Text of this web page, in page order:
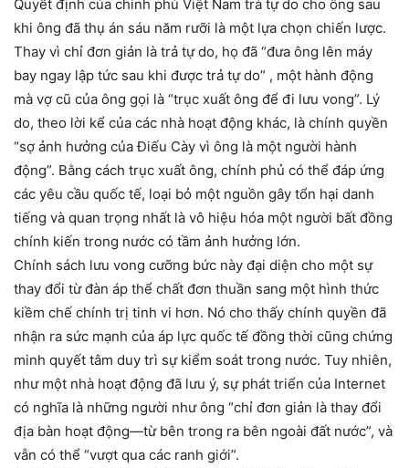
Quyết định của chính phủ Việt Nam trả tự do cho ông sau
khi ông đã thụ án sáu năm rưỡi là một lựa chọn chiến lược.
Thay vì chỉ đơn giản là trả tự do, họ đã “đưa ông lên máy
bay ngay lập tức sau khi được trả tự do” , một hành động
mà vợ cũ của ông gọi là “trục xuất ông để đi lưu vong”. Lý
do, theo lời kể của các nhà hoạt động khác, là chính quyền
“sợ ảnh hưởng của Điếu Cày vì ông là một người hành
động”. Bằng cách trục xuất ông, chính phủ có thể đáp ứng
các yêu cầu quốc tế, loại bỏ một nguồn gây tổn hại danh
tiếng và quan trọng nhất là vô hiệu hóa một người bất đồng
chính kiến trong nước có tầm ảnh hưởng lớn.
Chính sách lưu vong cưỡng bức này đại diện cho một sự
thay đổi từ đàn áp thể chất đơn thuần sang một hình thức
kiềm chế chính trị tinh vi hơn. Nó cho thấy chính quyền đã
nhận ra sức mạnh của áp lực quốc tế đồng thời cũng chứng
minh quyết tâm duy trì sự kiểm soát trong nước. Tuy nhiên,
như một nhà hoạt động đã lưu ý, sự phát triển của Internet
có nghĩa là những người như ông “chỉ đơn giản là thay đổi
địa bàn hoạt động—từ bên trong ra bên ngoài đất nước”, và
vẫn có thể “vượt qua các ranh giới”.